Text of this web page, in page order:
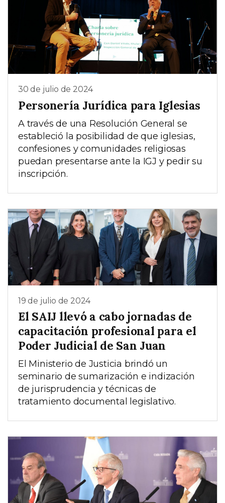
30 de julio de 2024
Personería Jurídica para Iglesias
A través de una Resolución General se
estableció la posibilidad de que iglesias,
confesiones y comunidades religiosas
puedan presentarse ante la IGJ y pedir su
inscripción.
19 de julio de 2024
El SAIJ llevó a cabo jornadas de
capacitación profesional para el
Poder Judicial de San Juan
El Ministerio de Justicia brindó un
seminario de sumarización e indización
de jurisprudencia y técnicas de
tratamiento documental legislativo.